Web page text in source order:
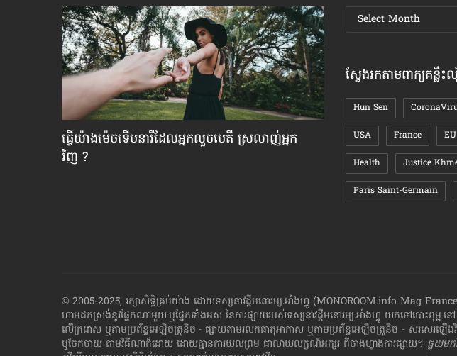
ធ្វើ​យ៉ាងម៉េច​ទើប​នារី​ដែល​អ្នក​លួចបេតី ស្រលាញ់​អ្នក
វិញ ?
បញ្ហា៨ចំណុច ​ដែល​កើត​ឡើ
អាពាហ៍ពិពាហ៍»
ស្វែងរក
ឯកសារ
ស្វែងរកតាមពាក្យគន្លឹះ
Hun Sen
USA France EU
Health Justice
Paris Saint-Germain
© 2005-2025, រក្សាសិទ្ធិគ្រប់យ៉ាង ដោយទស្សនាវដ្ដី​មនោរម្យ.អាំងហ្វូ (MONOROOM.info Mag
ហាម​ដក​ស្រង់​នូវ​ផ្នែក​ណា​មួយ​ ឬ​ផ្នែក​ទាំង​អស់ ​នៃ​ការ​ផ្សាយ​របស់​ទស្សនាវដ្ដី​​មនោរម្យ.អាំងហ្វូ យក​ទៅ​​បោះពុម្ព នៅ
លើក្រដាស ឬតាម​ប្រព័ន្ធ​អេឡិច​ត្រូនិច - ផ្សាយ​តាម​រលក​ធាតុអាកាស ឬតាមប្រព័ន្ធអេឡិចត្រូនិច - សរសេរ​ឡើ
ឬ​ចែក​ចាយ​ តាមវិធីណាក៏ដោយ ដោយ​គ្មាន​ការ​យល់ព្រម ជា​លាយ​លក្ខណ៍​អក្សរ​ ពី​ចាងហ្វាង​ការ​ផ្សាយ​។ ផ្ទុយម